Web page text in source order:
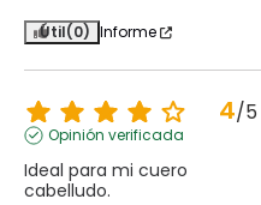
Útil(0) Informe
4/5
Opinión verificada
Ideal para mi cuero
cabelludo.